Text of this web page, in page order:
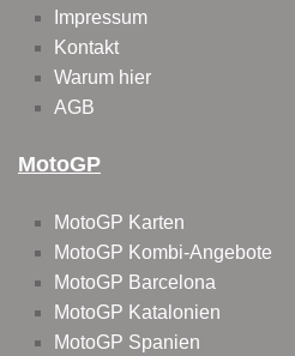
Impressum
Kontakt
Warum hier
AGB
MotoGP
MotoGP Karten
MotoGP Kombi-Angebote
MotoGP Barcelona
MotoGP Katalonien
MotoGP Spanien